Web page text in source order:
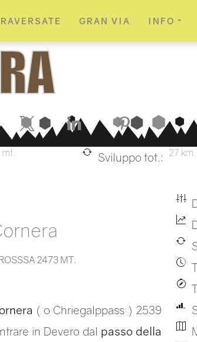
GRAN VIA INFO
Facebook X LinkedIn Pinterest
Sviluppo tot.: 27 km.
2473 MT.
( o Chriegalppass ) 2539
in Devero dal passo della